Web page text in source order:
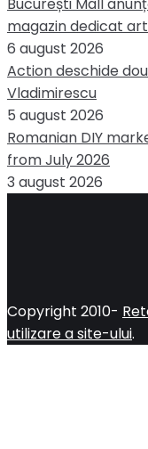
magazin dedicat
6 august 2026
Action deschide
Vladimirescu
5 august 2026
Romanian DIY
from July 2026
3 august 2026
Copyright 2010-
utilizare a site-ului.